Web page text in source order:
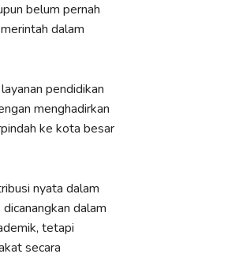
belum pernah
dalam
pendidikan
menghadirkan
ke kota besar
nyata dalam
dalam
tetapi
secara